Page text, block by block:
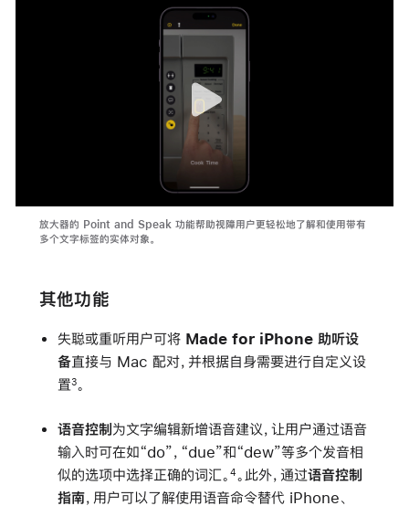
放大器的 Point and Speak 功能帮助视障用户更轻松地了解和使用带有
多个文字标签的实体对象。
其他功能
失聪或重听用户可将 Made for iPhone 助听设
备直接与 Mac 配对，并根据自身需要进行自定义设
置 3。
语音控制 为文字编辑新增语音建议，让用户通过语音
输入时可在如“do”，“due”和“dew”等多个发音相
似的选项中选择正确的词汇。 4 。此外，通过语音控制
指南，用户可以了解使用语音命令替代 iPhone、